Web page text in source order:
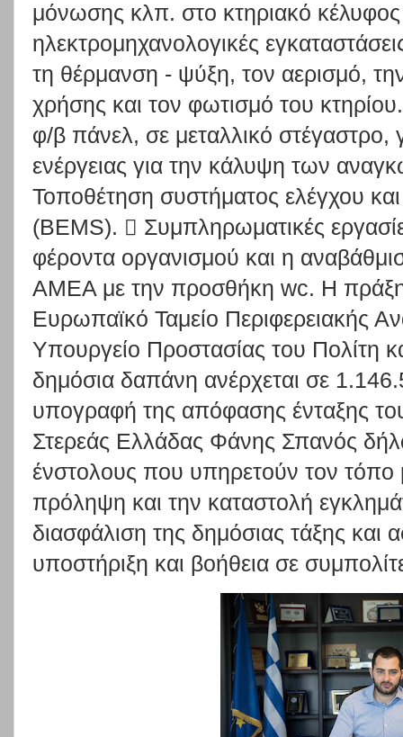
μόνωσης κλπ. στο κτηριακό κέλυφος
ηλεκτρομηχανολογικές
τη θέρμανση - ψύξη, τον αερισμό,
χρήσης και τον φωτισμό του
φ/β πάνελ, σε μεταλλικό στέγαστρο,
ενέργειας για την κάλυψη των
Τοποθέτηση συστήματος ελέγχου και
(BEMS).  Συμπληρωματικές
φέροντα οργανισμού και η
ΑΜΕΑ με την προσθήκη wc. Η πράξη
Ευρωπαϊκό Ταμείο Περιφερειακής
Υπουργείο Προστασίας του Πολίτη
δημόσια δαπάνη ανέρχεται σε
υπογραφή της απόφασης ένταξης
Στερεάς Ελλάδας Φάνης Σπανός
ένστολους που υπηρετούν τον τόπο
πρόληψη και την καταστολή
διασφάλιση της δημόσιας τάξης και
υποστήριξη και βοήθεια σε